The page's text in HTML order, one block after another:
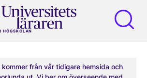
HÖGSKOLAN
kommer från vår tidigare hemsida och